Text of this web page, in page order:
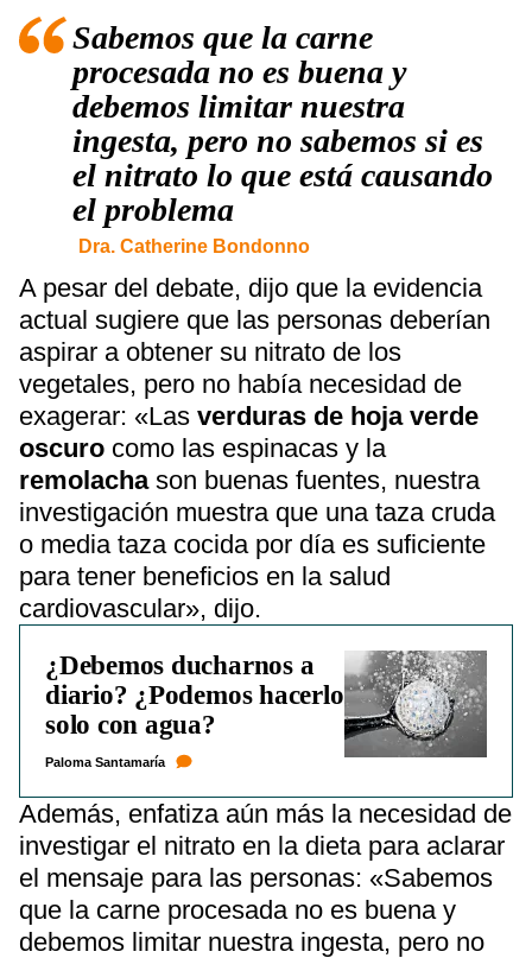
Sabemos que la carne
procesada no es buena y
debemos limitar nuestra
ingesta, pero no sabemos si es
el nitrato lo que está causando
el problema
Dra. Catherine Bondonno
A pesar del debate, dijo que la evidencia
actual sugiere que las personas deberían
aspirar a obtener su nitrato de los
vegetales, pero no había necesidad de
exagerar: «Las verduras de hoja verde
oscuro como las espinacas y la
remolachason buenas fuentes, nuestra
investigación muestra que una taza cruda
o media taza cocida por día es suficiente
para tener beneficios en la salud
cardiovascular», dijo.
¿Debemos ducharnos a
diario? ¿Podemos hacerlo
solo con agua?
Paloma Santamaría
Además, enfatiza aún más la necesidad de
investigar el nitrato en la dieta para aclarar
el mensaje para las personas: «Sabemos
que la carne procesada no es buena y
debemos limitar nuestra ingesta, pero no